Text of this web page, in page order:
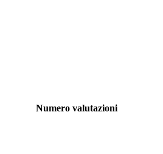
Numero valutazioni